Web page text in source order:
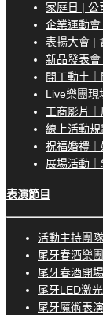
家庭日 | 公
企業運動
表揚大會 |
新品發表
開工動土
Live樂團現
工商影片
線上活動
祝福婚禮｜
展場活動
表演節目
活動主持團隊
尾牙春酒樂團
尾牙春酒開
尾牙LED激
尾牙魔術表演